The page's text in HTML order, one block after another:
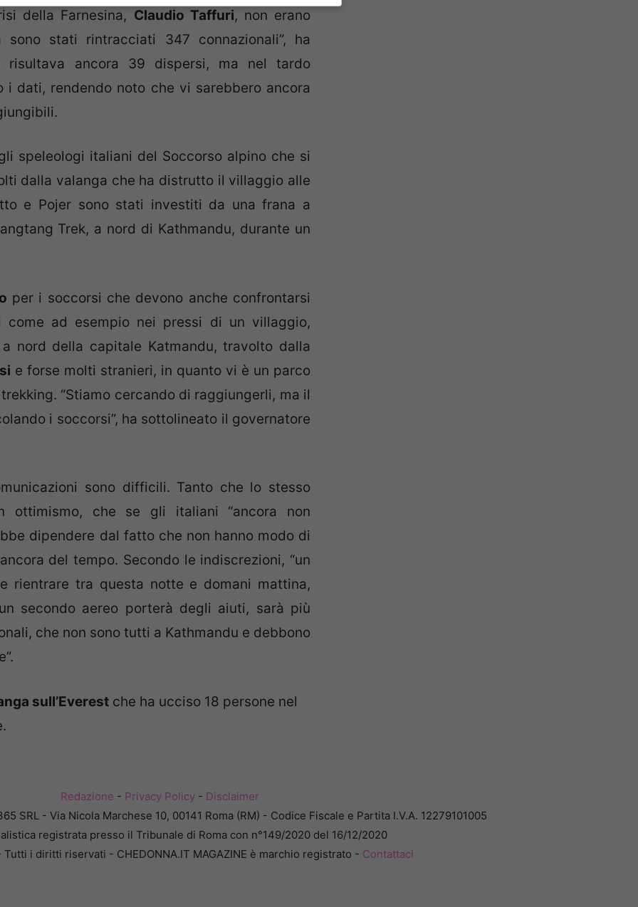
della Farnesina, Claudio Taffuri, non erano
stati rintracciati 347 connazionali”, ha
risultava ancora 39 dispersi, ma nel tardo
i dati, rendendo noto che vi sarebbero ancora
speleologi italiani del Soccorso alpino che si
dalla valanga che ha distrutto il villaggio alle
e Pojer sono stati investiti da una frana a
Trek, a nord di Kathmandu, durante un
per i soccorsi che devono anche confrontarsi
ad esempio nei pressi di un villaggio,
nord della capitale Katmandu, travolto dalla
e forse molti stranieri, in quanto vi è un parco
“Stiamo cercando di raggiungerli, ma il
i soccorsi”, ha sottolineato il governatore
sono difficili. Tanto che lo stesso
ottimismo, che se gli italiani “ancora non
dipendere dal fatto che non hanno modo di
del tempo. Secondo le indiscrezioni, “un
rientrare tra questa notte e domani mattina,
secondo aereo porterà degli aiuti, sarà più
che non sono tutti a Kathmandu e debbono
sull’Everest che ha ucciso 18 persone nel
Redazione - Privacy Policy- Disclaimer
SRL - Via Nicola Marchese 10, 00141 Roma (RM) - Codice Fiscale e Partita I.V.A. 12279101005
registrata presso il Tribunale di Roma con n°149/2020 del 16/12/2020
i diritti riservati - CHEDONNA.IT MAGAZINE è marchio registrato - Contattaci